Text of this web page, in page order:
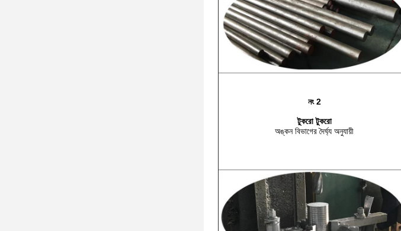
নং 2
টুকরো টুকরো
অঙ্কন বিভাগের দৈর্ঘ্য অনুযায়ী